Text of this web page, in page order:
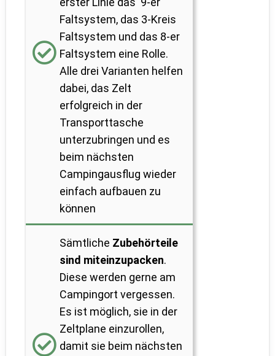
Faltsystem, das 3-Kreis
Faltsystem und das 8-er
Faltsystem eine Rolle.
Alle drei Varianten helfen
dabei, das Zelt
erfolgreich in der
Transporttasche
unterzubringen und es
beim nächsten
Campingausflug wieder
einfach aufbauen zu
können
Sämtliche Zubehörteile
sind miteinzupacken.
Diese werden gerne am
Campingort vergessen.
Es ist möglich, sie in der
Zeltplane einzurollen,
damit sie beim nächsten